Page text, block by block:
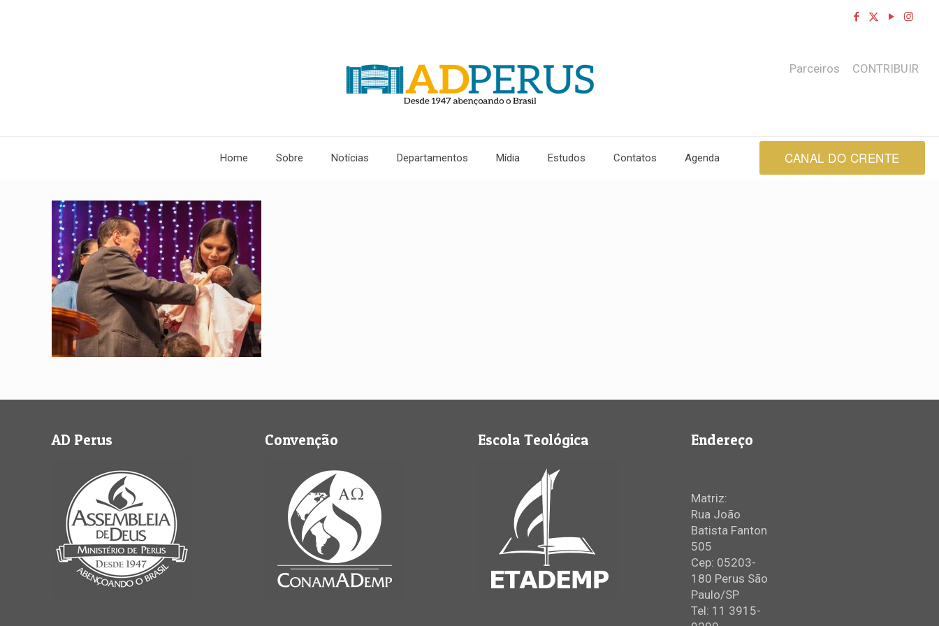
Home Sobre Notícias Departamentos Mídia Estudos Contatos Agenda
Parceiros CONTRIBUIR
CANAL DO CRENTE
AD Perus Convenção Escola Teológica Endereço
Matriz:
Rua João
Batista Fanton
505
Cep: 05203-
180 Perus São
Paulo/SP
Tel: 11 3915-